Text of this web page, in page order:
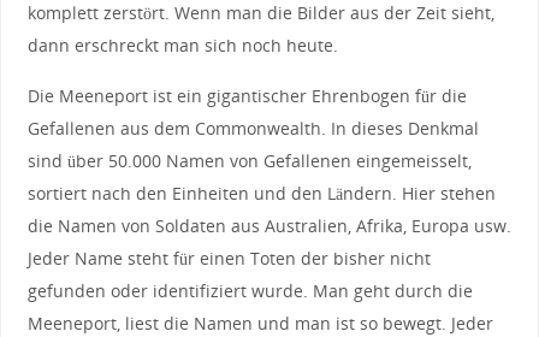
komplett zerstört. Wenn man die Bilder aus der Zeit sieht,
dann erschreckt man sich noch heute.
Die Meeneport ist ein gigantischer Ehrenbogen für die
Gefallenen aus dem Commonwealth. In dieses Denkmal
sind über 50.000 Namen von Gefallenen eingemeisselt,
sortiert nach den Einheiten und den Ländern. Hier stehen
die Namen von Soldaten aus Australien, Afrika, Europa usw.
Jeder Name steht für einen Toten der bisher nicht
gefunden oder identifiziert wurde. Man geht durch die
Meeneport, liest die Namen und man ist so bewegt. Jeder